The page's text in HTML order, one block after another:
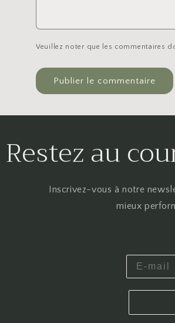
Veuillez noter que les commentaires
Restez au
Inscrivez-vous à notre
mieux